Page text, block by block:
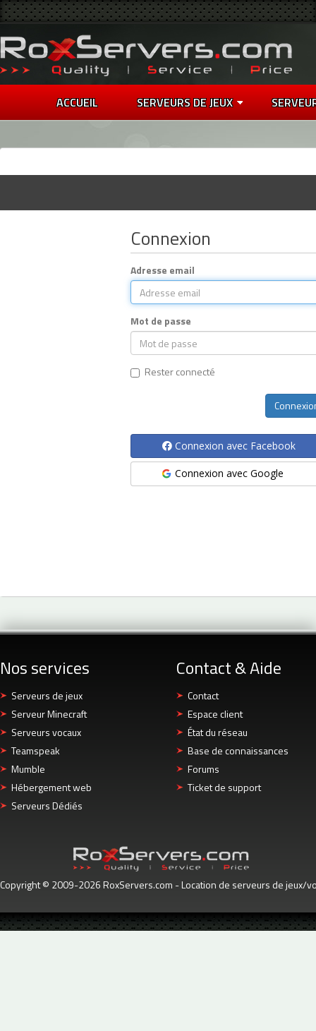
ACCUEIL SERVEURS DE JEUX
Connexion
Adresse email
Mot de passe
Rester connecté
Connexion avec Facebook
Connexion avec Google
Nos services
Serveurs de jeux
Serveur Minecraft
Serveurs vocaux
Teamspeak
Mumble
Hébergement web
Serveurs Dédiés
Contact & Aide
Contact
Espace client
État du réseau
Base de connaissances
Forums
Ticket de support
Copyright © 2009-2026 RoxServers.com - Location de serveurs de jeux/